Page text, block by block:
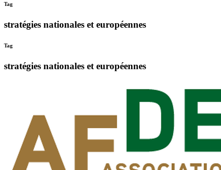
Tag
stratégies nationales et européennes
Tag
stratégies nationales et européennes